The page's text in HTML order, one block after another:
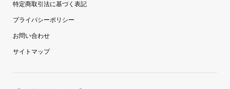
特定商取引法に基づく表記
プライバシーポリシー
お問い合わせ
サイトマップ